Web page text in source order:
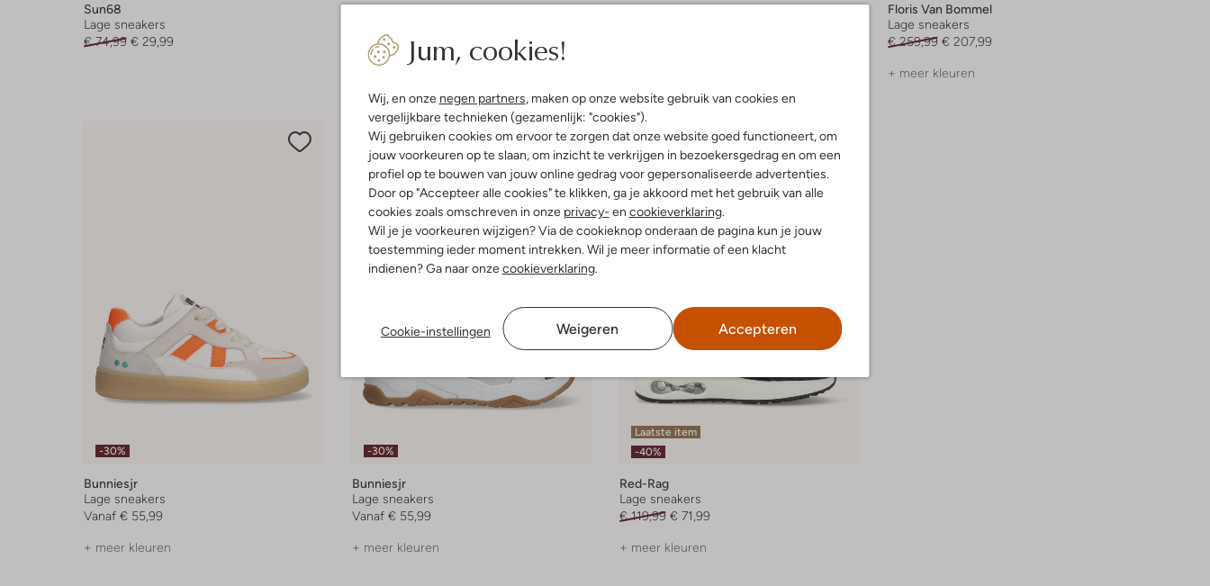
Jum, cookies!
Wij, en onze negen partners, maken op onze website gebruik van cookies en
vergelijkbare technieken (gezamenlijk: "cookies").
Wij gebruiken cookies om ervoor te zorgen dat onze website goed functioneert, om
jouw voorkeuren op te slaan, om inzicht te verkrijgen in bezoekersgedrag en om een
profiel op te bouwen van jouw online gedrag voor gepersonaliseerde advertenties.
Door op "Accepteer alle cookies" te klikken, ga je akkoord met het gebruik van alle
cookies zoals omschreven in onze privacy- en cookieverklaring.
Wil je je voorkeuren wijzigen? Via de cookieknop onderaan de pagina kun je jouw
toestemming ieder moment intrekken. Wil je meer informatie of een klacht
indienen? Ga naar onzecookieverklaring.
Cookie-instellingen Weigeren Accepteren
Sun68
Lage sneakers
€ 74,99 € 29,99
Fitflop
€ 154,95
Floris Van Bommel
Floris Van Bommel
Lage sneakers
€ 259,99 € 207,99
+ meer kleuren
-30%
Bunniesjr
Lage sneakers
Vanaf € 55,99
+ meer kleuren
-30%
Bunniesjr
Lage sneakers
Vanaf € 55,99
+ meer kleuren
Laatste item
-40%
Red-Rag
Lage sneakers
€ 119,99 € 71,99
+ meer kleuren